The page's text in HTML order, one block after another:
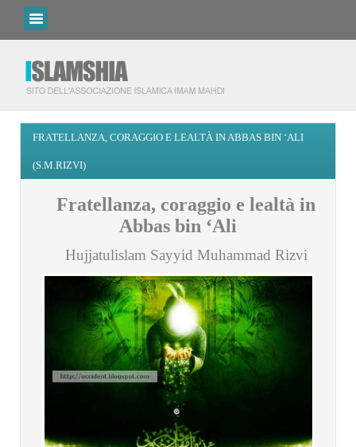
FRATELLANZA, CORAGGIO E LEALTÀ IN ABBAS BIN ‘ALI
(S.M.RIZVI)
Fratellanza, coraggio e lealtà in
Abbas bin ‘Ali
Hujjatulislam Sayyid Muhammad Rizvi